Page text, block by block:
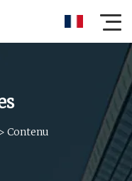
> Contenu